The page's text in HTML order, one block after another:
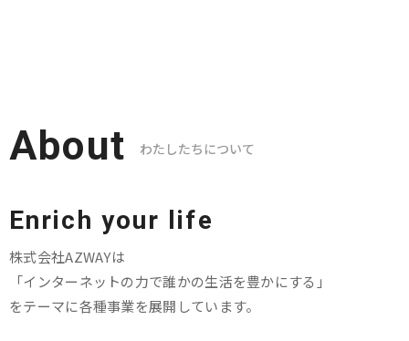
About わたしたちについて
Enrich your life
株式会社AZWAYは
「インターネットの力で誰かの生活を豊かにする」
をテーマに各種事業を展開しています。